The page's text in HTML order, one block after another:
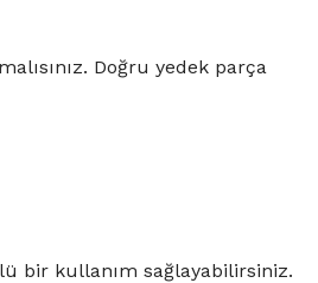
Doğru yedek parça
bir kullanım sağlayabilirsiniz.